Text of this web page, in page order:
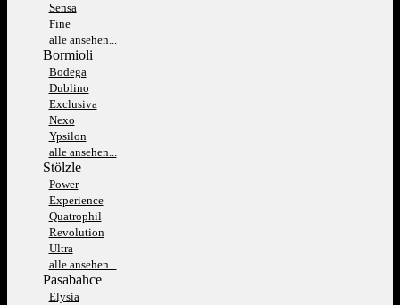
Sensa
Fine
alle ansehen...
Bormioli
Bodega
Dublino
Exclusiva
Nexo
Ypsilon
alle ansehen...
Stölzle
Power
Experience
Quatrophil
Revolution
Ultra
alle ansehen...
Pasabahce
Elysia